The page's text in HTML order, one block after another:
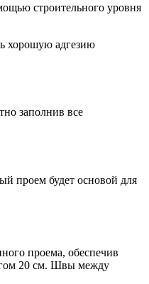
строительного уровня
хорошую адгезию
заполнив все
проем будет основой для
проема, обеспечив
20 см. Швы между